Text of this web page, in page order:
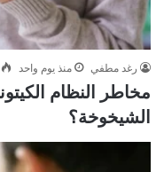
رغد مطفي منذ يوم واحد
مخاطر النظام
الشيخوخة؟